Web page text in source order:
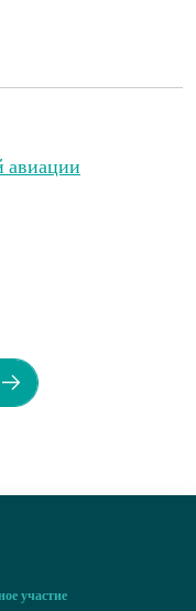
авиации
участие